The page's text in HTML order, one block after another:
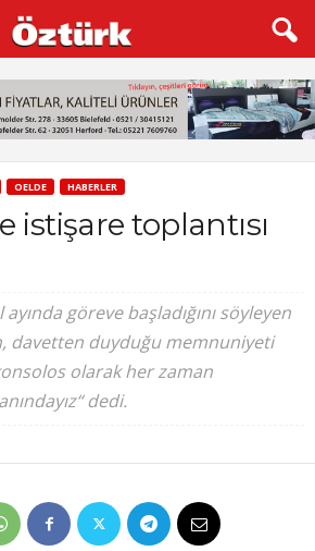
OELDE HABERLER
istişare toplantısı
göreve başladığını söyleyen
davetten duyduğu memnuniyeti
olarak her zaman
dedi.